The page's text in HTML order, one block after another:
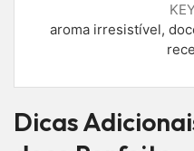
aroma irresistível,
Dicas